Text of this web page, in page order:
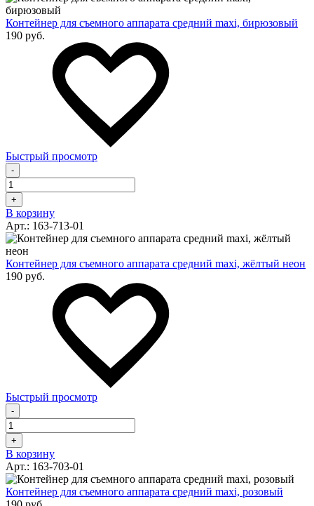
Контейнер для съемного аппарата средний maxi, бирюзовый
190 руб.
Быстрый просмотр
-
+
В корзину
Арт.: 163-713-01
Контейнер для съемного аппарата средний maxi, жёлтый неон
190 руб.
Быстрый просмотр
-
+
В корзину
Арт.: 163-703-01
Контейнер для съемного аппарата средний maxi, розовый